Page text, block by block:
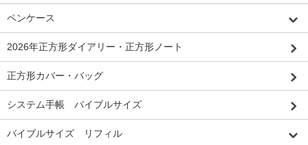
ペンケース
2026年正方形ダイアリー・正方形ノート
正方形カバー・バッグ
システム手帳 バイブルサイズ
バイブルサイズ リフィル